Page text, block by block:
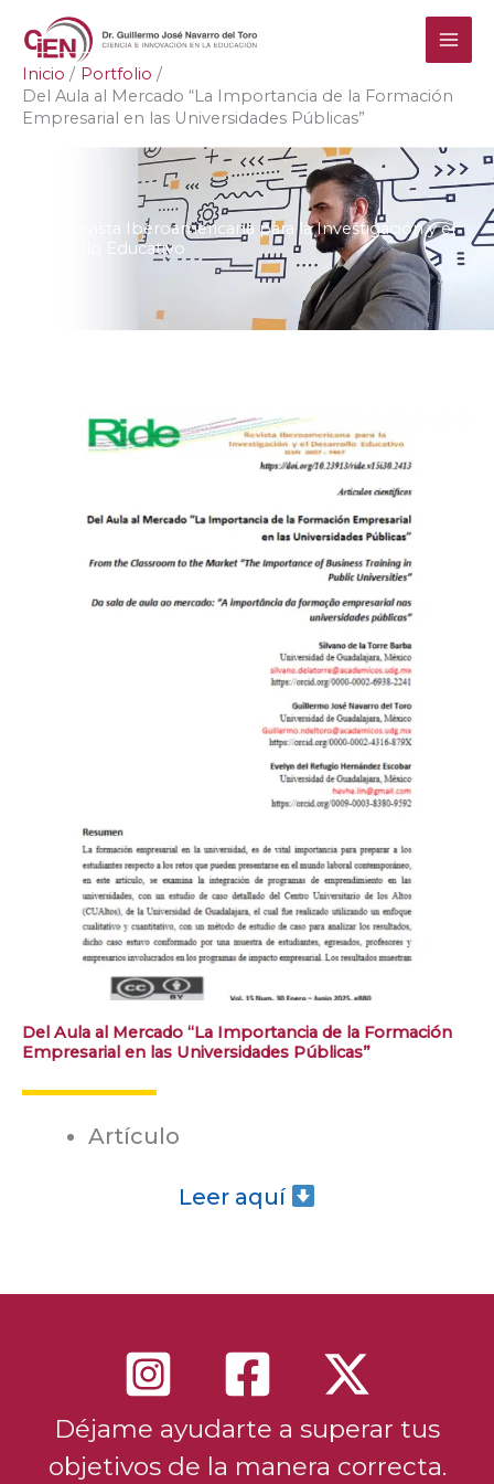
contenido
Inicio
Portfolio
Del Aula al Mercado “La Importancia de la Formación
Empresarial en las Universidades Públicas”
RIDE Revista Iberoamericana para la Investigación y el
Desarrollo Educativo
Del Aula al Mercado “La Importancia de la Formación
Empresarial en las Universidades Públicas”
Artículo
Leer aquí
Déjame ayudarte a superar tus
objetivos de la manera correcta.